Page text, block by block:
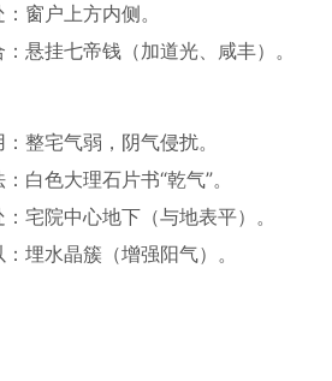
窗户上方内侧。
：悬挂七帝钱（加道光、咸丰）。
整宅气弱，阴气侵扰。
白色大理石片书“乾气”。
宅院中心地下（与地表平）。
埋水晶簇（增强阳气）。